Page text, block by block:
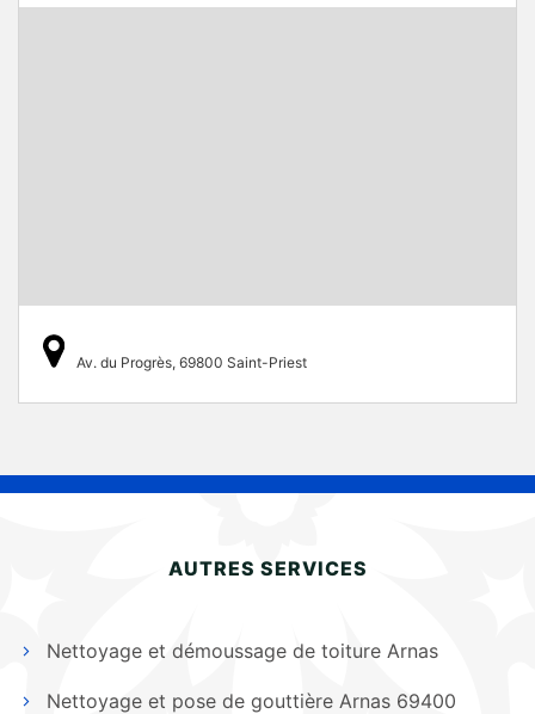
Av. du Progrès, 69800 Saint-Priest
AUTRES SERVICES
Nettoyage et démoussage de toiture Arnas
Nettoyage et pose de gouttière Arnas 69400